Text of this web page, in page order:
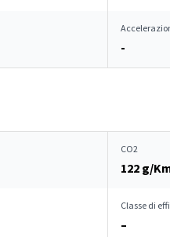
-
CO2
122 g/
Classe di
–